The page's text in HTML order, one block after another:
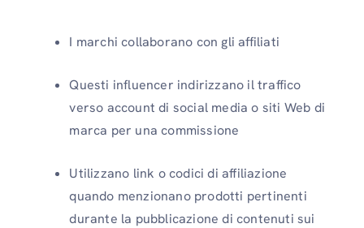
I marchi collaborano con gli affiliati
Questi influencer indirizzano il traffico
verso account di social media o siti Web di
marca per una commissione
Utilizzano link o codici di affiliazione
quando menzionano prodotti pertinenti
durante la pubblicazione di contenuti sui